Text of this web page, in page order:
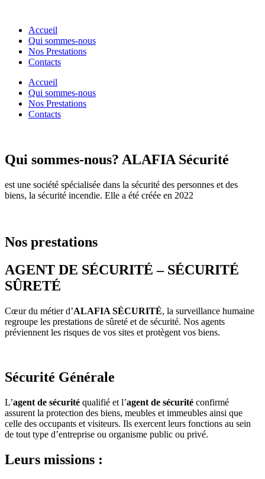
Accueil
Qui sommes-nous
Nos Prestations
Contacts
Accueil
Qui sommes-nous
Nos Prestations
Contacts
Qui sommes-nous? ALAFIA Sécurité
est une société spécialisée dans la sécurité des personnes et des
biens, la sécurité incendie. Elle a été créée en 2022
Nos prestations
AGENT DE SÉCURITÉ – SÉCURITÉ
SÛRETÉ
Cœur du métier d’ALAFIA SÉCURITÉ, la surveillance humaine
regroupe les prestations de sûreté et de sécurité. Nos agents
préviennent les risques de vos sites et protègent vos biens.
Sécurité Générale
L’agent de sécurité qualifié et l’agent de sécurité confirmé
assurent la protection des biens, meubles et immeubles ainsi que
celle des occupants et visiteurs. Ils exercent leurs fonctions au sein
de tout type d’entreprise ou organisme public ou privé.
Leurs missions :